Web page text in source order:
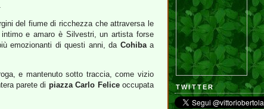
del fiume di ricchezza che attraversa le
e amaro è Silvestri, un artista forse
emozionanti di questi anni, da Cohibaa
e mantenuto sotto traccia, come vizio
parete di piazza Carlo Feliceoccupata
TWITTER